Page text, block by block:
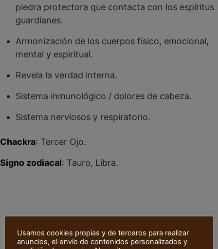
piedra protectora que contacta con los espíritus
guardianes.
Armonización de los cuerpos físico, emocional,
mental y espiritual.
Revela la verdad interna.
Sistema inmunológico / dolores de cabeza.
Sistema nerviosos y respiratorio.
Chackra: Tercer Ojo.
Signo zodiacal: Tauro, Libra.
Usamos cookies propias y de terceros para realizar
anuncios, el envío de contenidos personalizados y